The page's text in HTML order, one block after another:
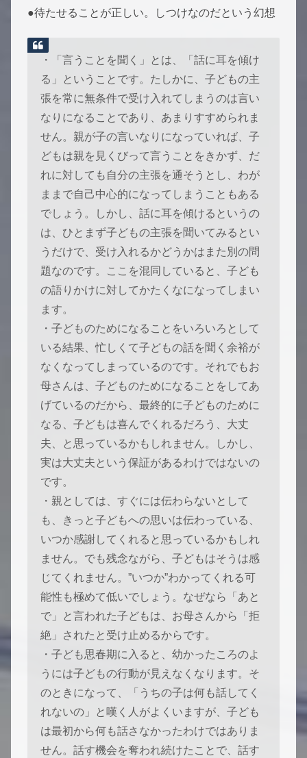
●待たせることが正しい。しつけなのだという幻想
・「言うことを聞く」とは、「話に耳を傾け
る」ということです。たしかに、子どもの主
張を常に無条件で受け入れてしまうのは言い
なりになることであり、あまりすすめられま
せん。親が子の言いなりになっていれば、子
どもは親を見くびって言うことをきかず、だ
れに対しても自分の主張を通そうとし、わが
ままで自己中心的になってしまうこともある
でしょう。しかし、話に耳を傾けるというの
は、ひとまず子どもの主張を聞いてみるとい
うだけで、受け入れるかどうかはまた別の問
題なのです。ここを混同していると、子ども
の語りかけに対してかたくなになってしまい
ます。
・子どものためになることをいろいろとして
いる結果、忙しくて子どもの話を聞く余裕が
なくなってしまっているのです。それでもお
母さんは、子どものためになることをしてあ
げているのだから、最終的に子どものために
なる、子どもは喜んでくれるだろう、大丈
夫、と思っているかもしれません。しかし、
実は大丈夫という保証があるわけではないの
です。
・親としては、すぐには伝わらないとして
も、きっと子どもへの思いは伝わっている、
いつか感謝してくれると思っているかもしれ
ません。でも残念ながら、子どもはそうは感
じてくれません。”いつか”わかってくれる可
能性も極めて低いでしょう。なぜなら「あと
で」と言われた子どもは、お母さんから「拒
絶」されたと受け止めるからです。
・子ども思春期に入ると、幼かったころのよ
うには子どもの行動が見えなくなります。そ
のときになって、「うちの子は何も話してく
れないの」と嘆く人がよくいますが、子ども
は最初から何も話さなかったわけではありま
せん。話す機会を奪われ続けたことで、話す